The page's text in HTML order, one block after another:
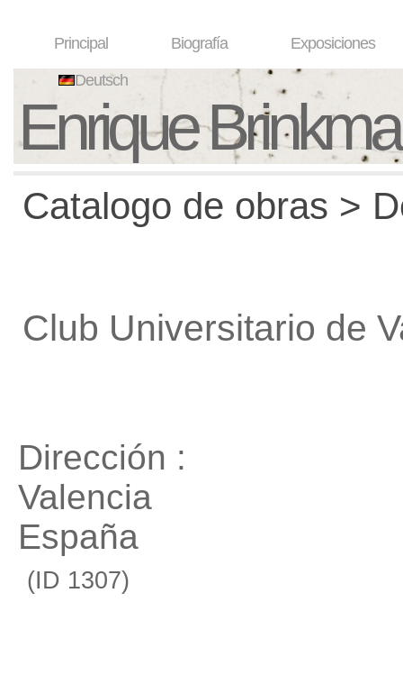
Principal Biografía Exposiciones
Deutsch
Enrique
Catalogo de obras >
Club Universitario de
Dirección :
Valencia
España
(ID 1307)